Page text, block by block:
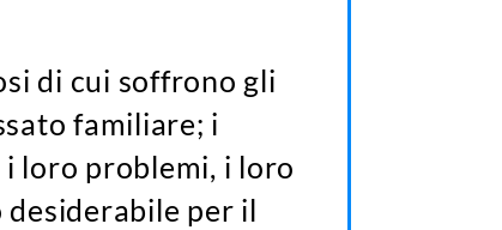
di cui soffrono gli
familiare; i
loro problemi, i loro
desiderabile per il